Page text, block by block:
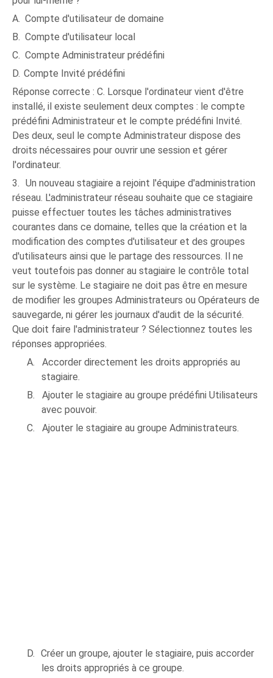
A. Compte d'utilisateur de domaine
B. Compte d'utilisateur local
C. Compte Administrateur prédéfini
D. Compte Invité prédéfini
Réponse correcte : C. Lorsque l'ordinateur vient d'être
installé, il existe seulement deux comptes : le compte
prédéfini Administrateur et le compte prédéfini Invité.
Des deux, seul le compte Administrateur dispose des
droits nécessaires pour ouvrir une session et gérer
l'ordinateur.
3.
Un nouveau stagiaire a rejoint l'équipe d'administration
réseau. L'administrateur réseau souhaite que ce stagiaire
puisse effectuer toutes les tâches administratives
courantes dans ce domaine, telles que la création et la
modification des comptes d'utilisateur et des groupes
d'utilisateurs ainsi que le partage des ressources. Il ne
veut toutefois pas donner au stagiaire le contrôle total
sur le système. Le stagiaire ne doit pas être en mesure
de modifier les groupes Administrateurs ou Opérateurs de
sauvegarde, ni gérer les journaux d'audit de la sécurité.
Que doit faire l'administrateur ? Sélectionnez toutes les
réponses appropriées.
A.
Accorder directement les droits appropriés au
stagiaire.
B.
Ajouter le stagiaire au groupe prédéfini Utilisateurs
avec pouvoir.
C.
Ajouter le stagiaire au groupe Administrateurs.
D.
Créer un groupe, ajouter le stagiaire, puis accorder
les droits appropriés à ce groupe.